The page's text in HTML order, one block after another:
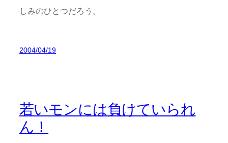
しみのひとつだろう。
2004/04/19
若いモンには負けていられ
ん！